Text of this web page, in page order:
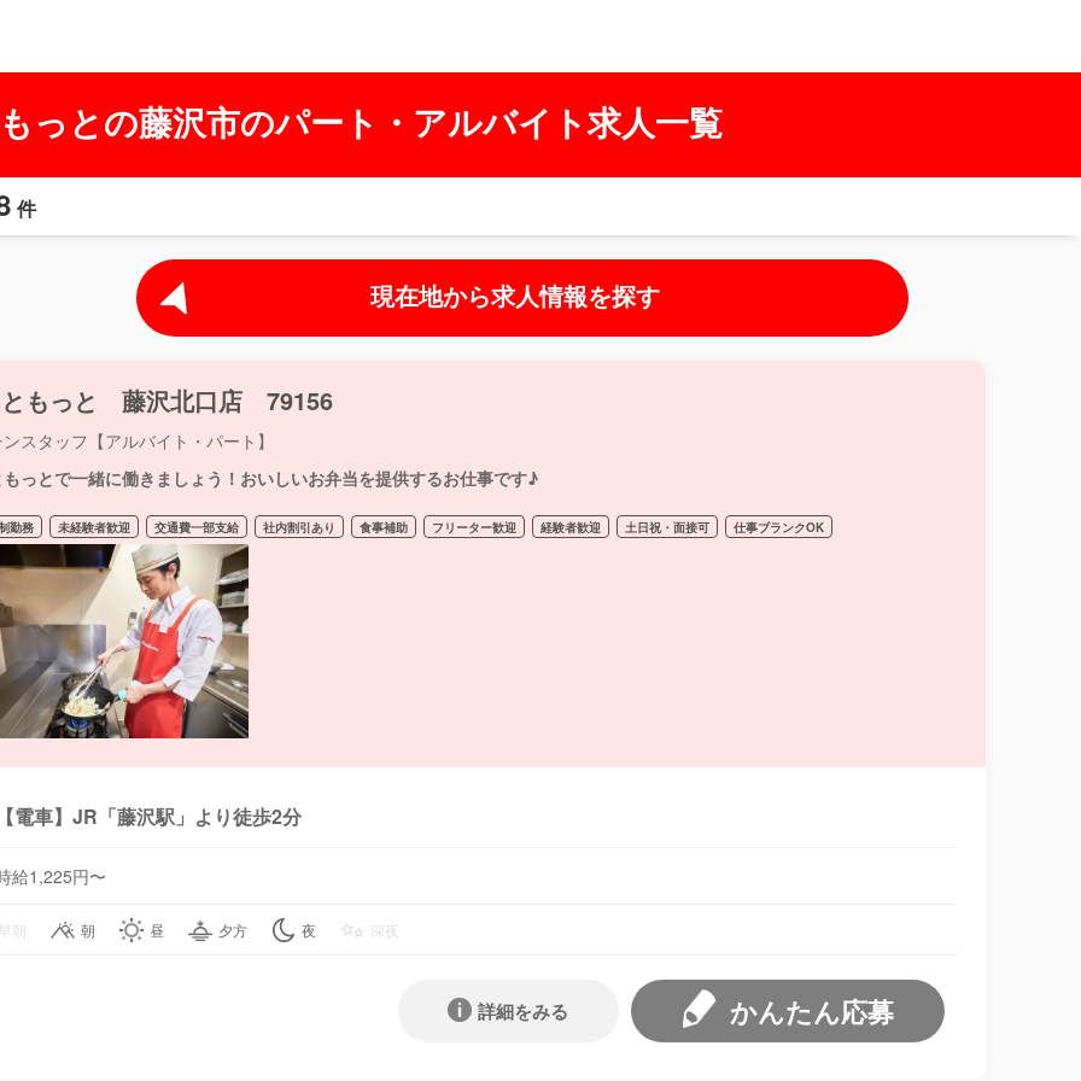
っとの藤沢市のパート・アルバイト求人一覧
件
現在地から求人情報を探す
もっと 藤沢北口店 79156
スタッフ【アルバイト・パート】
っとで一緒に働きましょう！おいしいお弁当を提供するお仕事です♪
勤務 未経験者歓迎 交通費一部支給 社内割引あり 食事補助 フリーター歓迎 経験者歓迎 土日祝・面接可 仕事ブランクOK
電車】JR「藤沢駅」より徒歩2分
給1,225円〜
朝 朝 昼 夕方 夜 深夜
かんたん応募
詳細をみる